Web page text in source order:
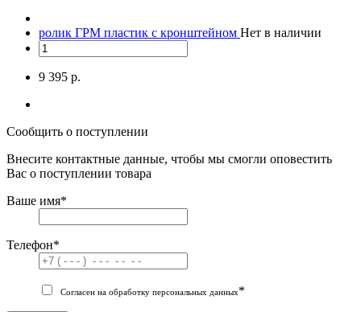
ролик ГРМ пластик с кронштейном Нет в наличии
9 395 р.
Сообщить о поступлении
Внесите контактные данные, чтобы мы смогли оповестить
Вас о поступлении товара
Ваше имя*
Телефон*
Согласен на обработку персональных данных*